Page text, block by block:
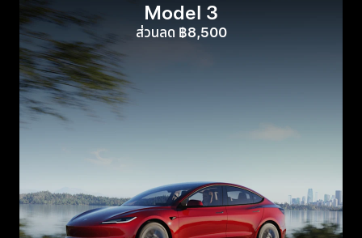
Model 3
ส่วนลด ฿8,500